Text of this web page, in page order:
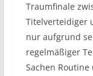
Traumfinale
Titelverteidiger
nur aufgrund
regelmäßiger
Sachen